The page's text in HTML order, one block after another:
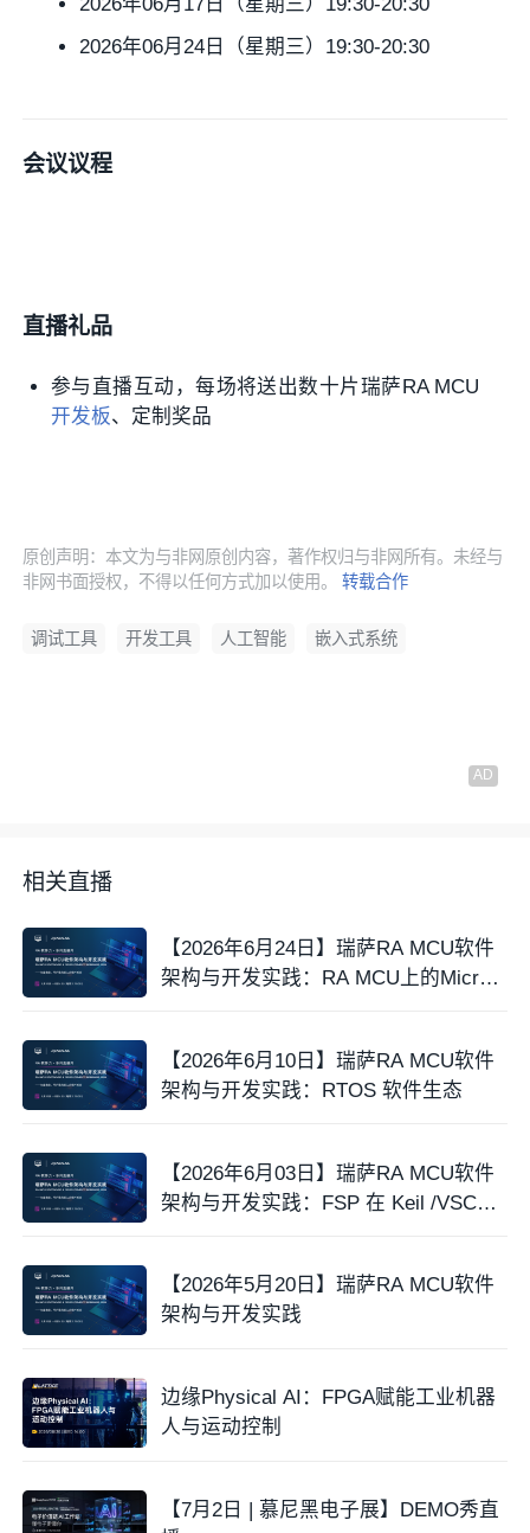
2026年06月24日（星期三）19:30-20:30
会议议程
直播礼品
参与直播互动，每场将送出数十片瑞萨RA MCU
开发板、定制奖品
原创声明：本文为与非网原创内容，著作权归与非网所有。未经与
非网书面授权，不得以任何方式加以使用。转载合作
调试工具 开发工具 人工智能 嵌入式系统
相关直播
【2026年6月24日】瑞萨RA MCU软件
架构与开发实践：RA MCU上的MicroP
【2026年6月10日】瑞萨RA MCU软件
架构与开发实践：RTOS 软件生态
【2026年6月03日】瑞萨RA MCU软件
架构与开发实践：FSP 在 Keil /VSCod
【2026年5月20日】瑞萨RA MCU软件
架构与开发实践
边缘Physical AI：FPGA赋能工业机器
人与运动控制
【7月2日 | 慕尼黑电子展】DEMO秀直